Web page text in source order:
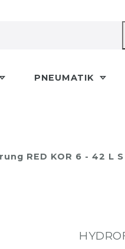
PNEUMATIK
RED KOR 6 - 42 L